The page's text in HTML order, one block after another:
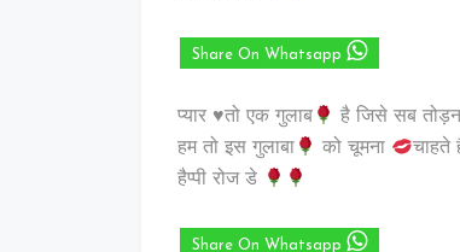
Share On Whatsapp
प्‍यार ♥️तो एक गुलाब
है जिसे सब
हम तो इस गुलाबा
को चूमना
चाहते
हैप्पी रोज डे
Share On Whatsapp